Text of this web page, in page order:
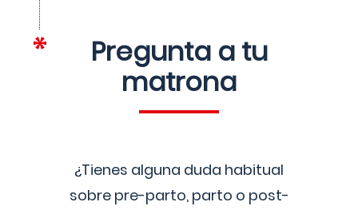
Pregunta a tu
matrona
¿Tienes alguna duda habitual
sobre pre-parto, parto o post-